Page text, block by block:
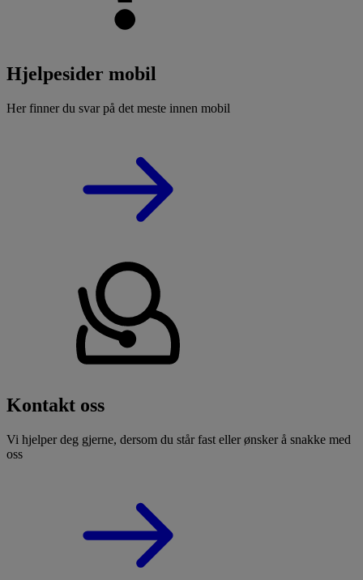
Hjelpesider mobil
Her finner du svar på det meste innen mobil
Kontakt oss
Vi hjelper deg gjerne, dersom du står fast eller ønsker å snakke med
oss